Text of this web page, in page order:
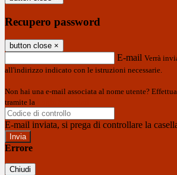
Recupero password
button close ×
E-mail Verrà
all'indirizzo indicato con le istruzioni necessarie.
Non hai una e-mail associata al nome utente?
tramite la
E-mail inviata, si prega di controllare la
Errore
Chiudi